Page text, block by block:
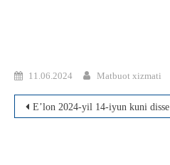
11.06.2024 Matbuot xizmati
Post
E’lon 2024-yil 14-iyun kuni dissertatsiyasi muhokamasi